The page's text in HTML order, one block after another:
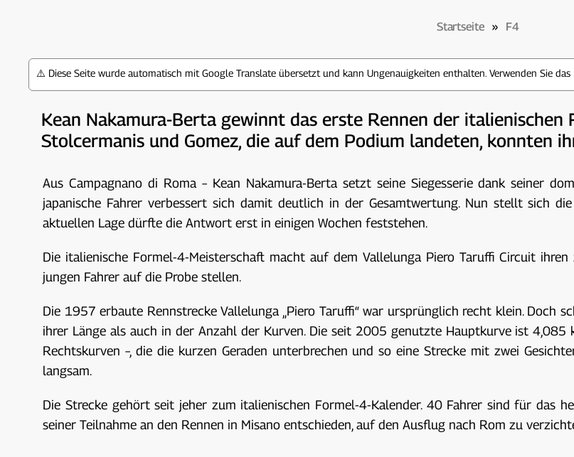
Startseite » F4
⚠️ Diese Seite wurde automatisch mit Google Translate übersetzt und kann Ungenauigkeiten enthalten. Verwenden Sie das
Kean Nakamura-Berta gewinnt das erste Rennen der italienischen
Stolcermanis und Gomez, die auf dem Podium landeten, konnten
Aus Campagnano di Roma – Kean Nakamura-Berta setzt seine Siegesserie dank seiner
japanische Fahrer verbessert sich damit deutlich in der Gesamtwertung. Nun stellt sich
aktuellen Lage dürfte die Antwort erst in einigen Wochen feststehen.
Die italienische Formel-4-Meisterschaft macht auf dem Vallelunga Piero Taruffi Circuit
jungen Fahrer auf die Probe stellen.
Die 1957 erbaute Rennstrecke Vallelunga „Piero Taruffi“ war ursprünglich recht klein. Doch
ihrer Länge als auch in der Anzahl der Kurven. Die seit 2005 genutzte Hauptkurve ist
Rechtskurven –, die die kurzen Geraden unterbrechen und so eine Strecke mit zwei
langsam.
Die Strecke gehört seit jeher zum italienischen Formel-4-Kalender. 40 Fahrer sind für das
seiner Teilnahme an den Rennen in Misano entschieden, auf den Ausflug nach Rom zu